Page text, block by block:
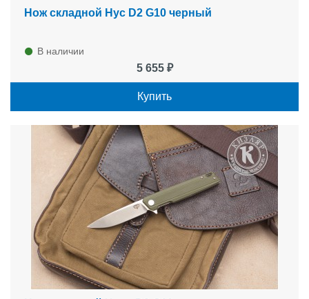
Нож складной Нус D2 G10 черный
В наличии
5 655 ₽
Купить